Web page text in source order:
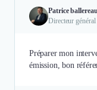
Patrice ballereau
Directeur général
Préparer mon
émission, bon